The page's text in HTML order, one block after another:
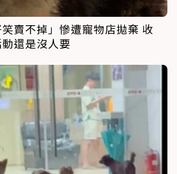
賣不掉」慘遭寵物店拋棄 收
還是沒人要